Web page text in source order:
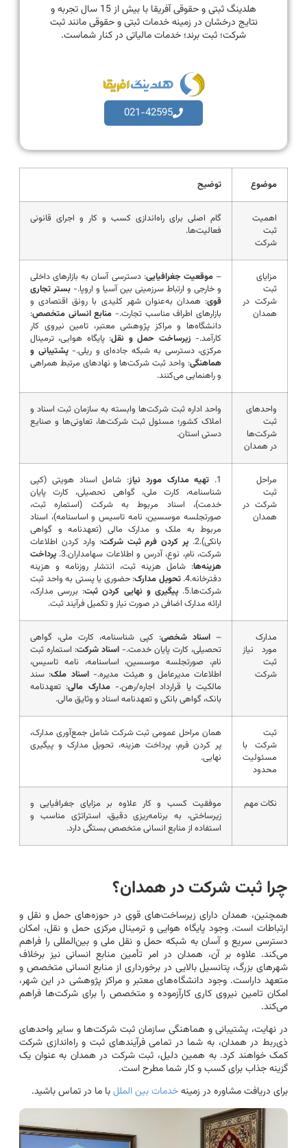
هلدینگ ثبتی و حقوقی آفریقا با بیش از 15 سال تجربه و
نتایج درخشان در زمینه خدمات ثبتی و حقوقی مانند ثبت
شرکت؛ ثبت برند؛ خدمات مالیاتی در کنار شماست.
021-42595
موضوع توضیح
اهمیت
ثبت
شرکت
گام اصلی برای راه‌اندازی کسب و کار و اجرای قانونی
فعالیت‌ها.
مزایای
ثبت
شرکت در
همدان
–موقعیت جغرافیایی: دسترسی آسان به بازارهای داخلی
و خارجی و ارتباط سرزمینی بین آسیا و اروپا.- بستر تجاری
قوی: همدان به‌عنوان شهر کلیدی با رونق اقتصادی و
بازارهای اطراف مناسب تجارت.- منابع انسانی متخصص:
دانشگاه‌ها و مراکز پژوهشی معتبر، تامین نیروی کار
کارآمد.- زیرساخت حمل و نقل: پایگاه هوایی، ترمینال
مرکزی، دسترسی به شبکه جاده‌ای و ریلی.-پشتیبانی و
هماهنگی: واحد ثبت شرکت‌ها و نهادهای مرتبط همراهی
و راهنمایی می‌کنند.
واحدهای
ثبت
شرکت‌ها
در همدان
واحد اداره ثبت شرکت‌ها وابسته به سازمان ثبت اسناد و
املاک کشور؛ مسئول ثبت شرکت‌ها، تعاونی‌ها و صنایع
دستی استان.
مراحل
ثبت
شرکت در
همدان
1. تهیه مدارک مورد نیاز: شامل اسناد هویتی (کپی
شناسنامه، کارت ملی، گواهی تحصیلی، کارت پایان
خدمت)، اسناد مربوط به شرکت (استماره ثبت،
صورتجلسه موسسین، نامه تاسیس و اساسنامه)، اسناد
مربوط به ملک و مدارک مالی (تعهدنامه و گواهی
بانکی).2.
پر کردن فرم ثبت شرکت: وارد کردن اطلاعات
شرکت، نام، نوع، آدرس و اطلاعات سهامداران.3.
پرداخت
هزینه‌ها: شامل هزینه ثبت، انتشار روزنامه و هزینه
دفترخانه.4.
تحویل مدارک: حضوری یا پستی به واحد ثبت
شرکت‌ها.5.
پیگیری و نهایی کردن ثبت: بررسی مدارک،
ارائه مدارک اضافی در صورت نیاز و تکمیل فرآیند ثبت.
مدارک
مورد نیاز
ثبت
شرکت
– اسناد شخصی: کپی شناسنامه، کارت ملی، گواهی
تحصیلی، کارت پایان خدمت.- اسناد شرکت: استماره ثبت
نام، صورتجلسه موسسین، اساسنامه، نامه تاسیس،
اطلاعات مدیرعامل و هیئت مدیره.-اسناد ملک: سند
مالکیت یا قرارداد اجاره/رهن.-مدارک مالی: تعهدنامه
بانک، گواهی بانکی و تعهدنامه اسناد و وثایق مالی.
ثبت
شرکت با
مسئولیت
محدود
همان مراحل عمومی ثبت شرکت شامل جمع‌آوری مدارک،
پر کردن فرم، پرداخت هزینه، تحویل مدارک و پیگیری
نهایی.
نکات مهم
موفقیت کسب و کار علاوه بر مزایای جغرافیایی و
زیرساختی، به برنامه‌ریزی دقیق، استراتژی مناسب و
استفاده از منابع انسانی متخصص بستگی دارد.
چرا ثبت شرکت در همدان؟
همچنین، همدان دارای زیرساخت‌های قوی در حوزه‌های حمل و نقل و
ارتباطات است. وجود پایگاه هوایی و ترمینال مرکزی حمل و نقل، امکان
دسترسی سریع و آسان به شبکه حمل و نقل ملی و بین‌المللی را فراهم
می‌کند. علاوه بر آن، همدان در امر تأمین منابع انسانی نیز برخلاف
شهرهای بزرگ، پتانسیل بالایی در برخورداری از منابع انسانی متخصص و
متعهد داراست. وجود دانشگاه‌های معتبر و مراکز پژوهشی در این شهر،
امکان تامین نیروی کاری کارآزموده و متخصص را برای شرکت‌ها فراهم
می‌کند.
در نهایت، پشتیبانی و هماهنگی سازمان ثبت شرکت‌ها و سایر واحدهای
ذی‌ربط در همدان، به شما در تمامی فرآیندهای ثبت و راه‌اندازی شرکت
کمک خواهند کرد. به همین دلیل، ثبت شرکت در همدان به عنوان یک
گزینه جذاب برای کسب و کار شما مطرح است.
برای دریافت مشاوره در زمینهخدمات بین المللبا ما در تماس باشید.